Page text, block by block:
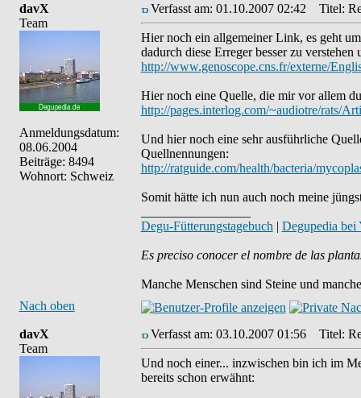
davX
Team
Anmeldungsdatum:
08.06.2004
Beiträge: 8494
Wohnort: Schweiz
Verfasst am: 01.10.2007 02:42 Titel:
Hier noch ein allgemeiner Link, es geht
dadurch diese Erreger besser zu
http://www.genoscope.cns.fr/externe/
Hier noch eine Quelle, die mir vor allem
http://pages.interlog.com/~audiotre/rats/
Und hier noch eine sehr ausführliche
Quellnennungen:
http://ratguide.com/health/bacteria/
Somit hätte ich nun auch noch meine
Degu-Fütterungstagebuch | Degupedia bei
Es preciso conocer el nombre de las
Manche Menschen sind Steine und
Nach oben
davX
Team
Verfasst am: 03.10.2007 01:56 Titel:
Und noch einer... inzwischen bin ich im
bereits schon erwähnt: